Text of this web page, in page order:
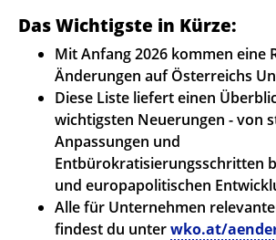
Das Wichtigste in Kürze:
Mit Anfang 2026 kommen eine
Änderungen auf Österreichs
Diese Liste liefert einen
wichtigsten Neuerungen - von
Anpassungen und
Entbürokratisierungsschritten
und europapolitischen
Alle für Unternehmen
findest du unterwko.at/